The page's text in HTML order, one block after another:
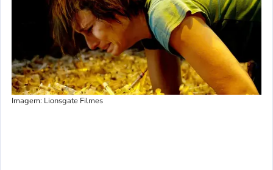
Imagem: Lionsgate Filmes